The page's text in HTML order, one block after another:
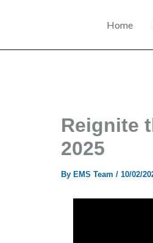
Home
Reignite
2025
By EMS Team / 10/02/